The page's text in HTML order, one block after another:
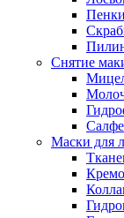
Снятие
Маски для